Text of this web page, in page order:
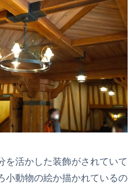
を活かした装飾がされていて
小動物の絵か描かれているの